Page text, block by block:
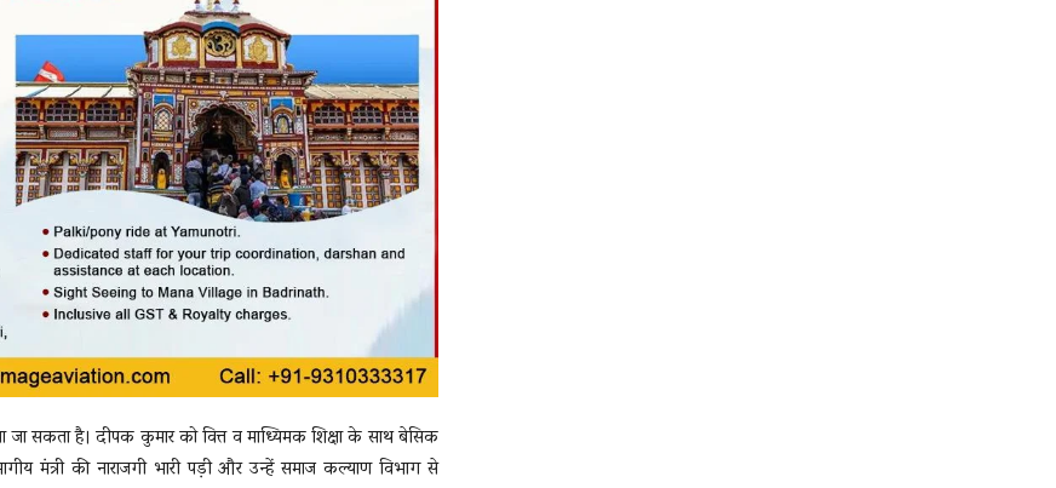
जा सकता है। दीपक कुमार को वित्त व माध्यिमक शिक्षा के साथ बेसिक
मंत्री की नाराजगी भारी पड़ी और उन्हें समाज कल्याण विभाग से